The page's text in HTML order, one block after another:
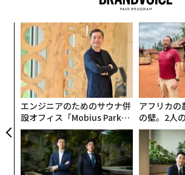
エンジニアのためのサウナ併
設オフィス「Mobius Park」
がオープン──タマディック
が健康経営を徹底する理由
アフリカの
の壁。2人
た「次なる